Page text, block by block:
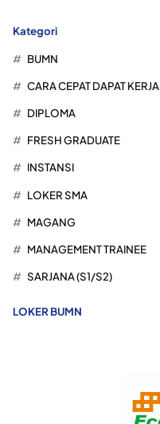
Kategori
BUMN
CARA CEPAT DAPAT KERJA
DIPLOMA
FRESH GRADUATE
INSTANSI
LOKER SMA
MAGANG
MANAGEMENT TRAINEE
SARJANA (S1/S2)
LOKER BUMN